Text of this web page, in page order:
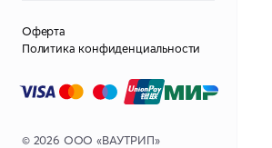
Оферта
Политика конфиденциальности
© 2026 ООО «ВАУТРИП»